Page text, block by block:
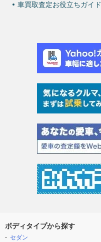
車買取査定お役立ちガイド
ボディタイプから探す
セダン